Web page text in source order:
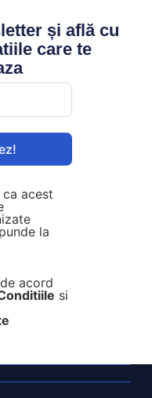
și află cu
care te
acest
la
acord
si